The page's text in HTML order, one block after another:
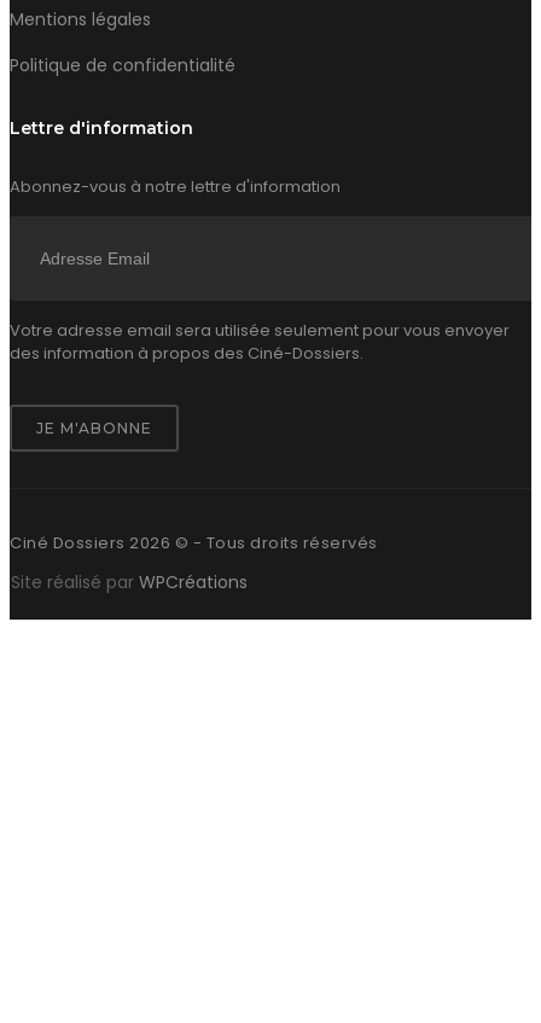
Mentions légales
Politique de confidentialité
Lettre d'information
Abonnez-vous à notre lettre d'information
Votre adresse email sera utilisée seulement pour vous envoyer
des information à propos des Ciné-Dossiers.
Ciné Dossiers 2026 © - Tous droits réservés
Site réalisé par WPCréations